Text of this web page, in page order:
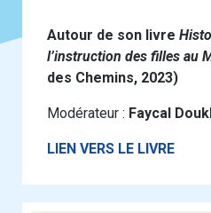
Autour de son livre
l’instruction des filles au
des Chemins, 2023)
Modérateur : Faycal
LIEN VERS LE LIVRE